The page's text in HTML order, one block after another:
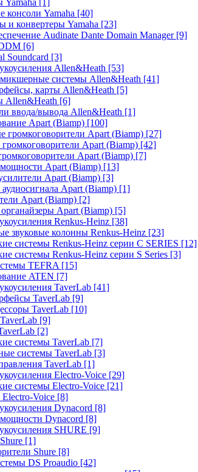
Yamaha [1]
Yamaha [40]
и конвертеры Yamaha [23]
Audinate Dante Domain Manager [9]
[6]
Soundcard [3]
Allen&Heath [53]
системы Allen&Heath [41]
карты Allen&Heath [5]
Allen&Heath [6]
ввода/вывода Allen&Heath [1]
Apart (Biamp) [100]
громкоговорители Apart (Biamp) [27]
Apart (Biamp) [42]
Apart (Biamp) [7]
Apart (Biamp) [13]
Apart (Biamp) [3]
Apart (Biamp) [1]
Apart (Biamp) [2]
Apart (Biamp) [5]
Renkus-Heinz [38]
звуковые колонны Renkus-Heinz [23]
системы Renkus-Heinz серии C SERIES [12]
системы Renkus-Heinz серии S Series [3]
TEFRA [15]
ATEN [7]
TaverLab [41]
TaverLab [9]
TaverLab [10]
[9]
[2]
системы TaverLab [7]
системы TaverLab [3]
TaverLab [1]
Electro-Voice [29]
системы Electro-Voice [21]
Voice [8]
Dynacord [8]
Dynacord [8]
SHURE [9]
[1]
Shure [8]
DS Proaudio [42]